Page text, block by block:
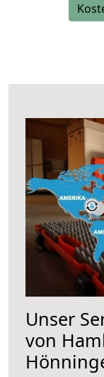
Unser
von